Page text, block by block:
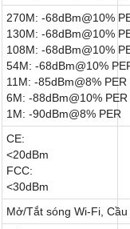
270M: -68dBm@10%
130M: -68dBm@10%
108M: -68dBm@10%
54M: -68dBm@10%
11M: -85dBm@8% PER
6M: -88dBm@10% PER
1M: -90dBm@8% PER
CE:
<20dBm
FCC:
<30dBm
Mở/Tắt sóng Wi-Fi,